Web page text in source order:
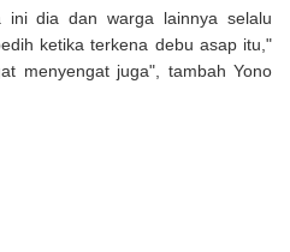
ini dia dan warga lainnya selalu
ketika terkena debu asap itu,"
menyengat juga", tambah Yono